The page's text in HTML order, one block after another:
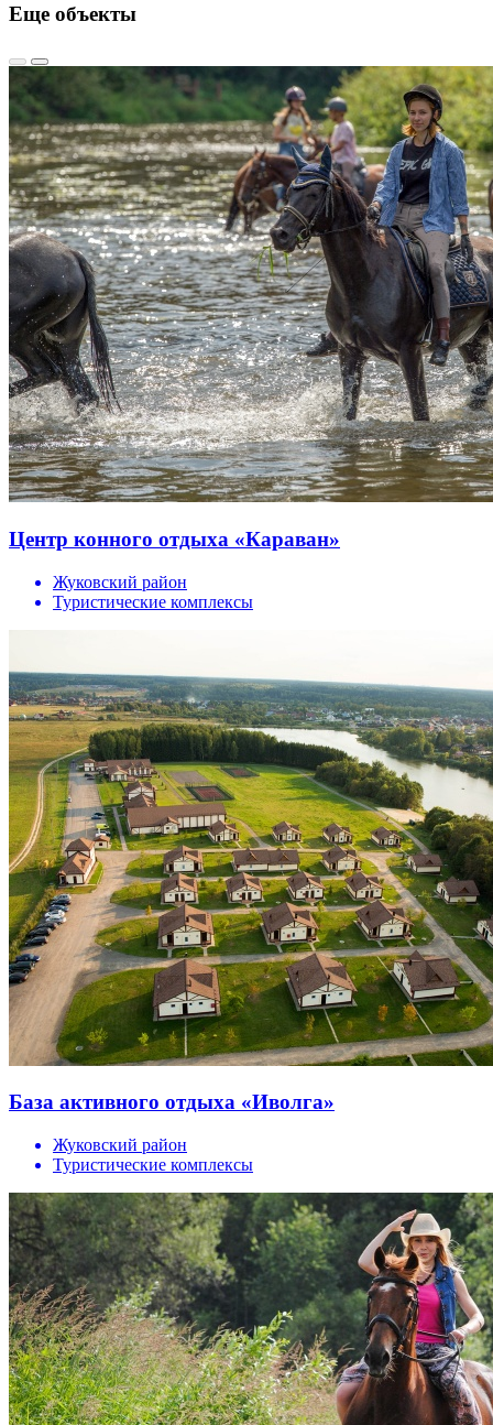
Еще объекты
Центр конного отдыха «Караван»
Жуковский район
Туристические комплексы
База активного отдыха «Иволга»
Жуковский район
Туристические комплексы